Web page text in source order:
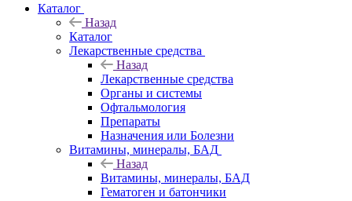
Каталог
Назад
Каталог
Лекарственные средства
Назад
Лекарственные средства
Органы и системы
Офтальмология
Препараты
Назначения или Болезни
Витамины, минералы, БАД
Назад
Витамины, минералы, БАД
Гематоген и батончики